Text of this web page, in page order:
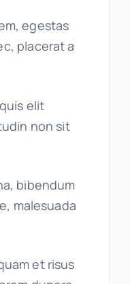
egestas
placerat a
elit
non sit
bibendum
malesuada
et risus